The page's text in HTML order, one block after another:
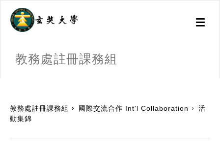
Toggle
教務處註冊課務組
教務處註冊課務組 國際交流合作 Int'l Collaboration
活
動集錦